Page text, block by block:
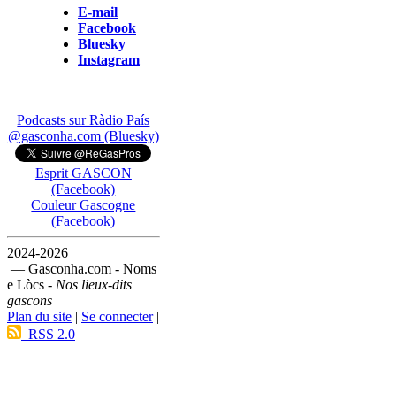
E-mail
Facebook
Bluesky
Instagram
Podcasts sur Ràdio País
@gasconha.com (Bluesky)
Esprit GASCON
(Facebook)
Couleur Gascogne
(Facebook)
2024-2026
— Gasconha.com - Noms
e Lòcs - Nos lieux-dits
gascons
Plan du site | Se connecter|
RSS 2.0